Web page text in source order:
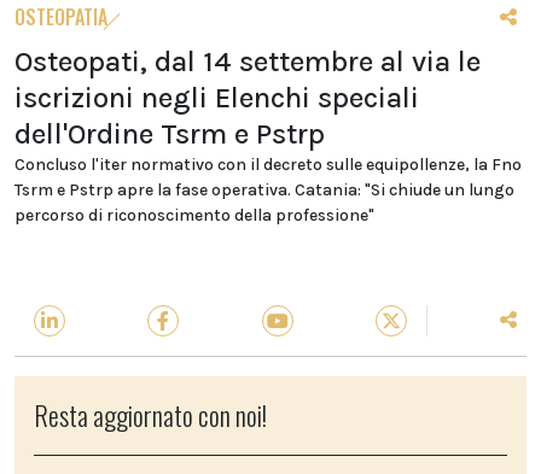
OSTEOPATIA
Osteopati, dal 14 settembre al via le
iscrizioni negli Elenchi speciali
dell'Ordine Tsrm e Pstrp
Concluso l'iter normativo con il decreto sulle equipollenze, la Fno
Tsrm e Pstrp apre la fase operativa. Catania: "Si chiude un lungo
percorso di riconoscimento della professione"
Resta aggiornato con noi!